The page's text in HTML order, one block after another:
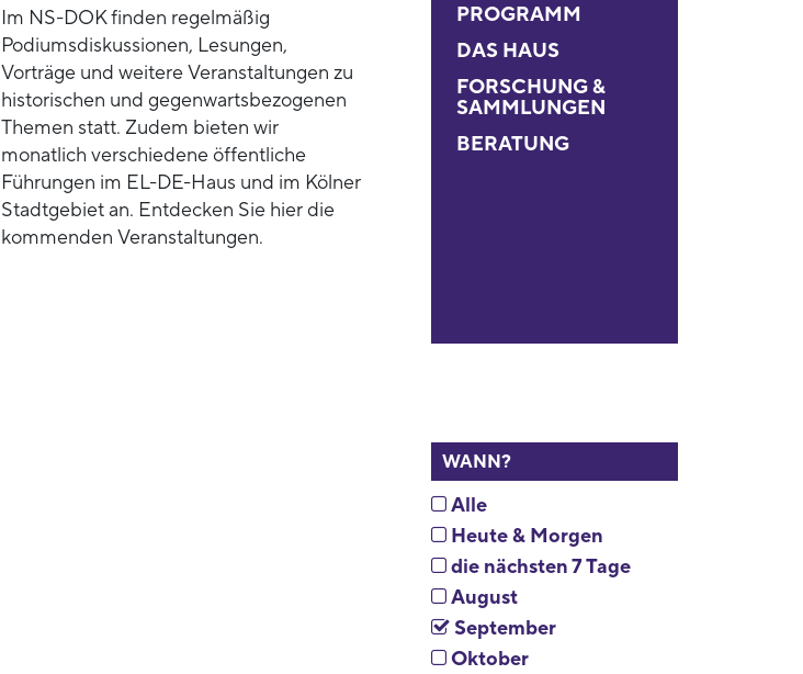
Im NS-DOK finden regelmäßig
Podiumsdiskussionen, Lesungen,
Vorträge und weitere Veranstaltungen zu
historischen und gegenwartsbezogenen
Themen statt. Zudem bieten wir
monatlich verschiedene öffentliche
Führungen im EL-DE-Haus und im Kölner
Stadtgebiet an. Entdecken Sie hier die
kommenden Veranstaltungen.
PROGRAMM
DAS HAUS
FORSCHUNG &
SAMMLUNGEN
BERATUNG
WANN?
Alle
Heute & Morgen
die nächsten 7 Tage
August
September
Oktober